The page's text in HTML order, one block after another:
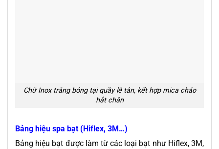
Chữ Inox trắng bóng tại quầy lễ tân, kết hợp mica cháo
hắt chân
Bảng hiệu spa bạt (Hiflex, 3M…)
Bảng hiệu bạt được làm từ các loại bạt như Hiflex, 3M,